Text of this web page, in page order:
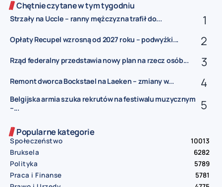
Chętnie czytane w tym tygodniu
Strzały na Uccle – ranny mężczyzna trafił do...
Opłaty Recupel wzrosną od 2027 roku – podwyżki...
Rząd federalny przedstawia nowy plan na rzecz osób...
Remont dworca Bockstael na Laeken – zmiany w...
Belgijska armia szuka rekrutów na festiwalu muzycznym
–...
Popularne kategorie
Społeczeństwo
10013
Bruksela
6282
Polityka
5789
Praca i Finanse
5781